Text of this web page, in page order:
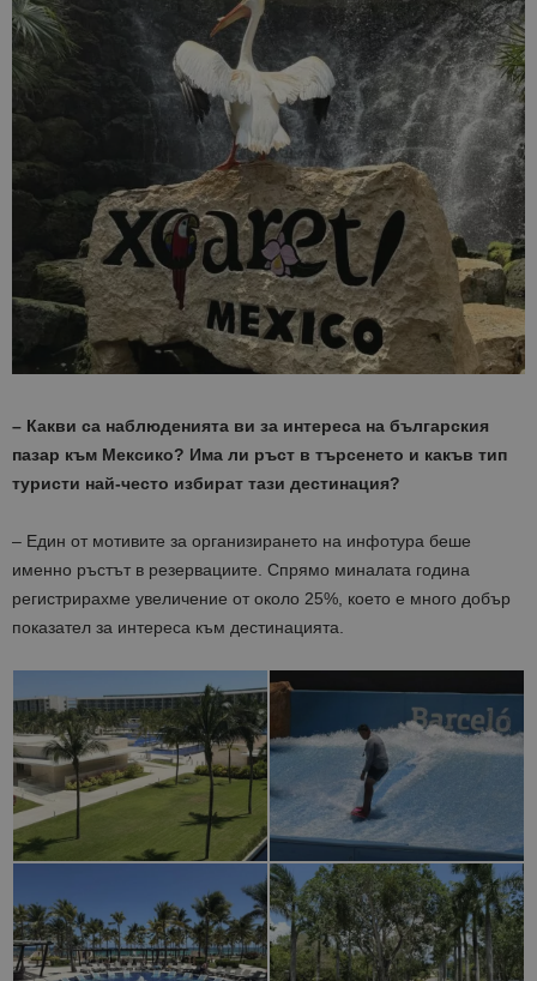
– Какви са наблюденията ви за интереса на българския
пазар към Мексико? Има ли ръст в търсенето и какъв тип
туристи най-често избират тази дестинация?
– Един от мотивите за организирането на инфотура беше
именно ръстът в резервациите. Спрямо миналата година
регистрирахме увеличение от около 25%, което е много добър
показател за интереса към дестинацията.